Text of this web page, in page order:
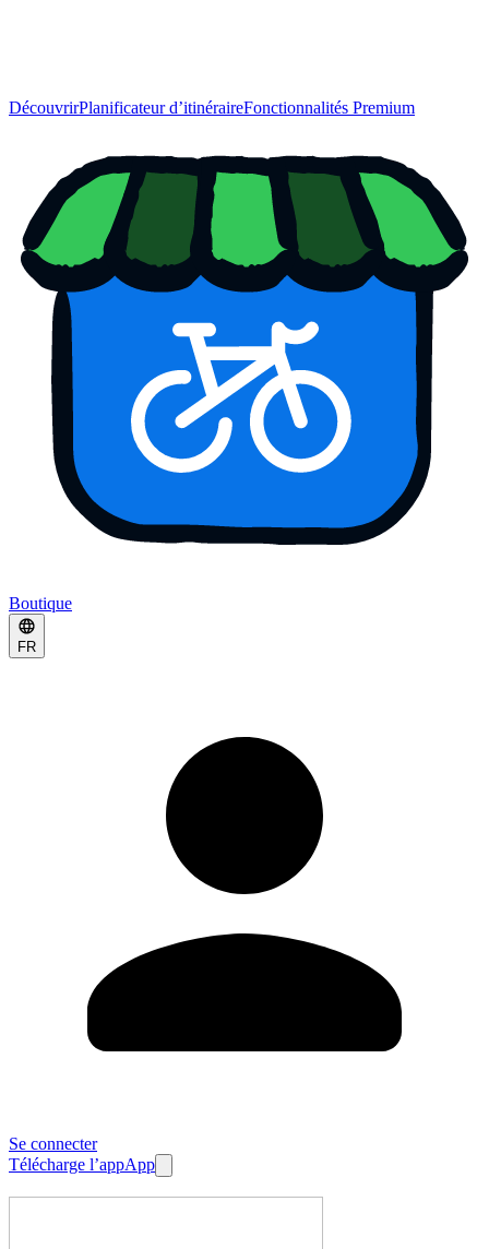
DécouvrirPlanificateur d’itinéraireFonctionnalités Premium
Boutique
FR
Se connecter
Télécharge l’appApp